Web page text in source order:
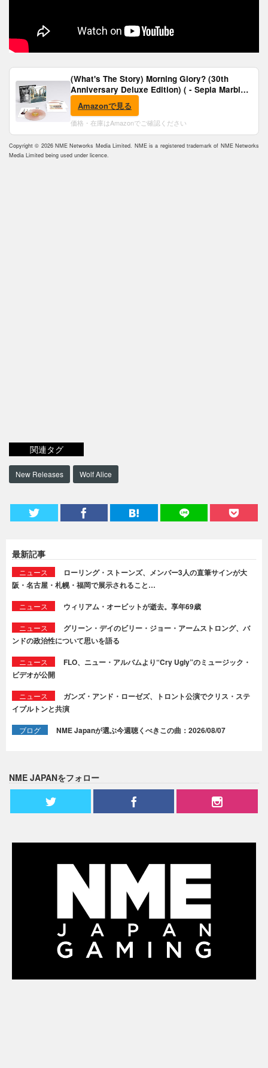
(What's The Story) Morning Glory? (30th
Anniversary Deluxe Edition) ( - Sepia Marble
Vinyl) [Analog]
Amazonで見る
価格・在庫はAmazonでご確認ください
Copyright © 2026 NME Networks Media Limited. NME is a registered trademark of NME Networks
Media Limited being used under licence.
関連タグ
New Releases Wolf Alice
最新記事
ニュース
ローリング・ストーンズ、メンバー3人の直筆サインが大
阪・名古屋・札幌・福岡で展示されること…
ニュース ウィリアム・オービットが逝去。享年69歳
ニュース
グリーン・デイのビリー・ジョー・アームストロング、バ
ンドの政治性について思いを語る
ニュース
FLO、ニュー・アルバムより“Cry Ugly”のミュージック・
ビデオが公開
ニュース
ガンズ・アンド・ローゼズ、トロント公演でクリス・ステ
イプルトンと共演
ブログ NME Japanが選ぶ今週聴くべきこの曲：2026/08/07
NME JAPANをフォロー